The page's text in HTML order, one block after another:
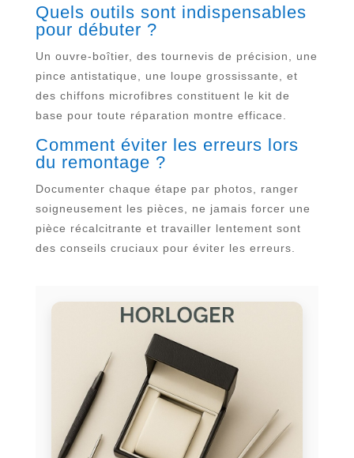
Quels outils sont indispensables
pour débuter ?
Un ouvre-boîtier, des tournevis de précision, une
pince antistatique, une loupe grossissante, et
des chiffons microfibres constituent le kit de
base pour toute réparation montre efficace.
Comment éviter les erreurs lors
du remontage ?
Documenter chaque étape par photos, ranger
soigneusement les pièces, ne jamais forcer une
pièce récalcitrante et travailler lentement sont
des conseils cruciaux pour éviter les erreurs.